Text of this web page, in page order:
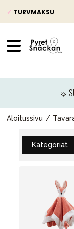
✓ TURVMAKSU
☼
Aloitussivu
Kategoriat